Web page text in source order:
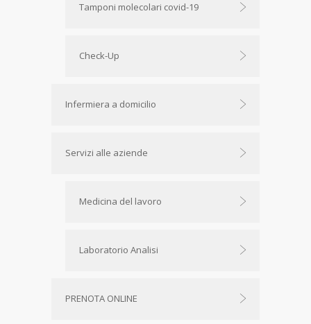
Tamponi molecolari covid-19
Check-Up
Infermiera a domicilio
Servizi alle aziende
Medicina del lavoro
Laboratorio Analisi
PRENOTA ONLINE